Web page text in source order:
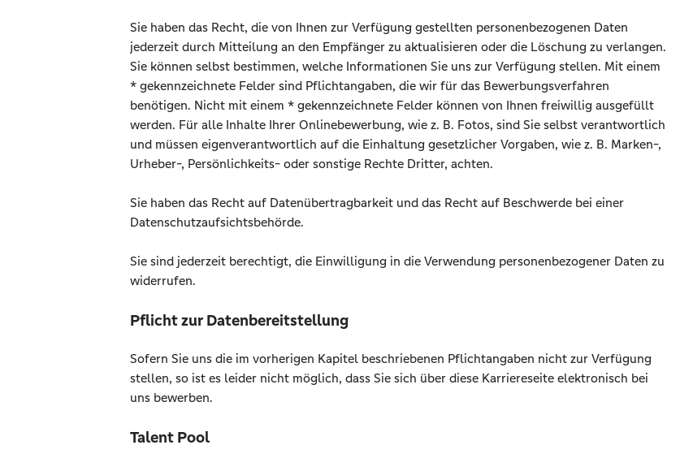
Sie haben das Recht, die von Ihnen zur Verfügung gestellten personenbezogenen Daten
jederzeit durch Mitteilung an den Empfänger zu aktualisieren oder die Löschung zu verlangen.
Sie können selbst bestimmen, welche Informationen Sie uns zur Verfügung stellen. Mit einem
* gekennzeichnete Felder sind Pflichtangaben, die wir für das Bewerbungsverfahren
benötigen. Nicht mit einem * gekennzeichnete Felder können von Ihnen freiwillig ausgefüllt
werden. Für alle Inhalte Ihrer Onlinebewerbung, wie z. B. Fotos, sind Sie selbst verantwortlich
und müssen eigenverantwortlich auf die Einhaltung gesetzlicher Vorgaben, wie z. B. Marken-,
Urheber-, Persönlichkeits- oder sonstige Rechte Dritter, achten.
Sie haben das Recht auf Datenübertragbarkeit und das Recht auf Beschwerde bei einer
Datenschutzaufsichtsbehörde.
Sie sind jederzeit berechtigt, die Einwilligung in die Verwendung personenbezogener Daten zu
widerrufen.
Pflicht zur Datenbereitstellung
Sofern Sie uns die im vorherigen Kapitel beschriebenen Pflichtangaben nicht zur Verfügung
stellen, so ist es leider nicht möglich, dass Sie sich über diese Karriereseite elektronisch bei
uns bewerben.
Talent Pool